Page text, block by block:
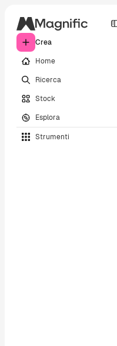
Crea
Home
Ricerca
Stock
Esplora
Strumenti